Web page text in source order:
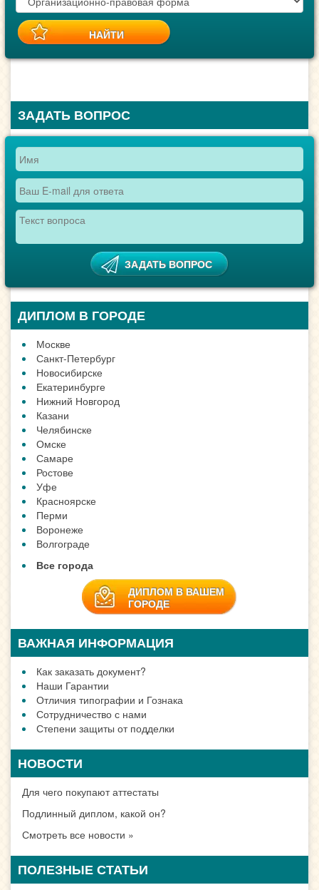
ЗАДАТЬ ВОПРОС
ДИПЛОМ В ГОРОДЕ
Москве
Санкт-Петербург
Новосибирске
Екатеринбурге
Нижний Новгород
Казани
Челябинске
Омске
Самаре
Ростове
Уфе
Красноярске
Перми
Воронеже
Волгограде
Все города
ДИПЛОМ В ВАШЕМ
ГОРОДЕ
ВАЖНАЯ ИНФОРМАЦИЯ
Как заказать документ?
Наши Гарантии
Отличия типографии и Гознака
Сотрудничество с нами
Степени защиты от подделки
НОВОСТИ
Для чего покупают аттестаты
Подлинный диплом, какой он?
Смотреть все новости »
ПОЛЕЗНЫЕ СТАТЬИ